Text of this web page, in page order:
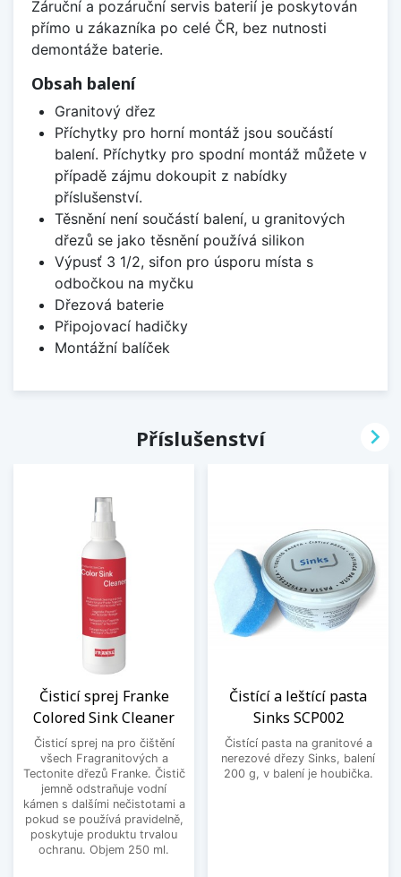
Záruční a pozáruční servis baterií je poskytován
přímo u zákazníka po celé ČR, bez nutnosti
demontáže baterie.
Obsah balení
Granitový dřez
Příchytky pro horní montáž jsou součástí
balení. Příchytky pro spodní montáž můžete v
případě zájmu dokoupit z nabídky
příslušenství.
Těsnění není součástí balení, u granitových
dřezů se jako těsnění používá silikon
Výpusť 3 1/2, sifon pro úsporu místa s
odbočkou na myčku
Dřezová baterie
Připojovací hadičky
Montážní balíček
Příslušenství
Čisticí sprej Franke
Colored Sink Cleaner
Čisticí sprej na pro čištění
všech Fragranitových a
Tectonite dřezů Franke. Čistič
jemně odstraňuje vodní
kámen s dalšími nečistotami a
pokud se používá pravidelně,
poskytuje produktu trvalou
ochranu. Objem 250 ml.
Čistící a leštící pasta
Sinks SCP002
Čistící pasta na granitové a
nerezové dřezy Sinks, balení
200 g, v balení je houbička.
